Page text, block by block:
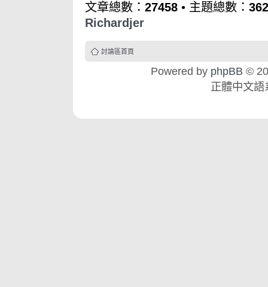
文章總數： 27458 • 主題總數： 362
Richardjer
討論區首頁
Powered by phpBB ©
正體中文